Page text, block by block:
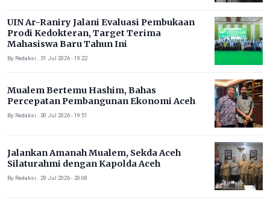
UIN Ar-Raniry Jalani Evaluasi Pembukaan
Prodi Kedokteran, Target Terima
Mahasiswa Baru Tahun Ini
By Redaksi . 31 Jul 2026 - 19:22
Mualem Bertemu Hashim, Bahas
Percepatan Pembangunan Ekonomi Aceh
By Redaksi . 30 Jul 2026 - 19:51
Jalankan Amanah Mualem, Sekda Aceh
Silaturahmi dengan Kapolda Aceh
By Redaksi . 29 Jul 2026 - 20:08